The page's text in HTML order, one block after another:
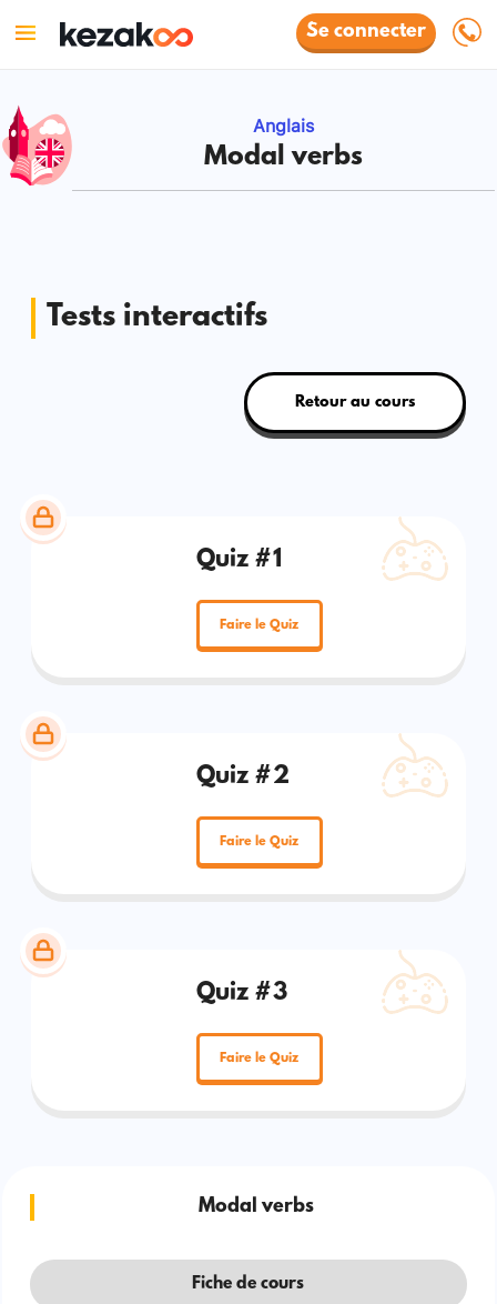
Se connecter
Anglais
Modal verbs
Tests interactifs
Retour au cours
Quiz #1
Faire le Quiz
Quiz #2
Faire le Quiz
Quiz #3
Faire le Quiz
Modal verbs
Fiche de cours